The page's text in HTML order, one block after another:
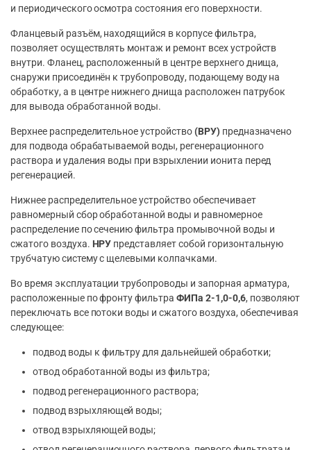
и периодического осмотра состояния его поверхности.
Фланцевый разъём, находящийся в корпусе фильтра,
позволяет осуществлять монтаж и ремонт всех устройств
внутри. Фланец, расположенный в центре верхнего днища,
снаружи присоединён к трубопроводу, подающему воду на
обработку, а в центре нижнего днища расположен патрубок
для вывода обработанной воды.
Верхнее распределительное устройство (ВРУ)предназначено
для подвода обрабатываемой воды, регенерационного
раствора и удаления воды при взрыхлении ионита перед
регенерацией.
Нижнее распределительное устройство обеспечивает
равномерный сбор обработанной воды и равномерное
распределение по сечению фильтра промывочной воды и
сжатого воздуха. НРУ представляет собой горизонтальную
трубчатую систему с щелевыми колпачками.
Во время эксплуатации трубопроводы и запорная арматура,
расположенные по фронту фильтраФИПа 2-1,0-0,6, позволяют
переключать все потоки воды и сжатого воздуха, обеспечивая
следующее:
подвод воды к фильтру для дальнейшей обработки;
отвод обработанной воды из фильтра;
подвод регенерационного раствора;
подвод взрыхляющей воды;
отвод взрыхляющей воды;